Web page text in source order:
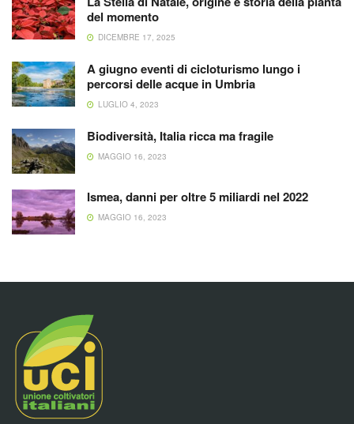
del momento
DICEMBRE 17, 2025
A giugno eventi di cicloturismo lungo i
percorsi delle acque in Umbria
LUGLIO 4, 2023
Biodiversità, Italia ricca ma fragile
MAGGIO 16, 2023
Ismea, danni per oltre 5 miliardi nel 2022
MAGGIO 16, 2023